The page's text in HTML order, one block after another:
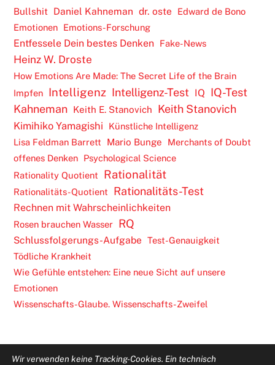
Bullshit Daniel Kahneman dr. oste
Edward de Bono
Emotionen Emotions-Forschung
Entfessele Dein bestes Denken Fake-News
Heinz W. Droste
How Emotions Are Made: The Secret Life of the Brain
Impfen Intelligenz Intelligenz-Test IQ IQ-Test
Kahneman Keith E. Stanovich Keith Stanovich
Kimihiko Yamagishi
Künstliche Intelligenz
Lisa Feldman Barrett
Mario Bunge
Merchants of Doubt
offenes Denken Psychological Science
Rationality Quotient
Rationalität
Rationalitäts-Quotient Rationalitäts-Test
Rechnen mit Wahrscheinlichkeiten
Rosen brauchen Wasser RQ
Schlussfolgerungs-Aufgabe
Test-Genauigkeit
Tödliche Krankheit
Wie Gefühle entstehen: Eine neue Sicht auf unsere
Emotionen
Wissenschafts-Glaube. Wissenschafts-Zweifel
Wir verwenden keine Tracking-Cookies. Ein technisch